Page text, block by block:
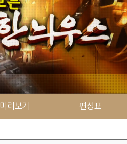
미리보기 편성표